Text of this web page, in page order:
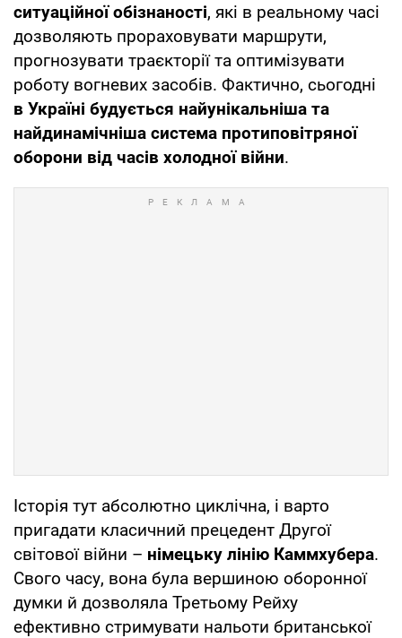
ситуаційної обізнаності, які в реальному часі
дозволяють прораховувати маршрути,
прогнозувати траєкторії та оптимізувати
роботу вогневих засобів. Фактично, сьогодні
в Україні будується найунікальніша та
найдинамічніша система протиповітряної
оборони від часів холодної війни.
Історія тут абсолютно циклічна, і варто
пригадати класичний прецедент Другої
світової війни – німецьку лінію Каммхубера.
Свого часу, вона була вершиною оборонної
думки й дозволяла Третьому Рейху
ефективно стримувати нальоти британської